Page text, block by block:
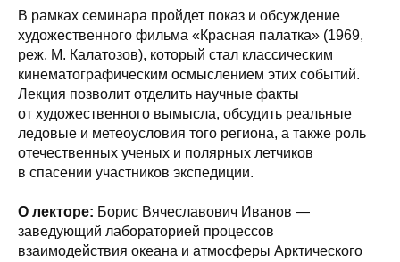
В рамках семинара пройдет показ и обсуждение
художественного фильма «Красная палатка» (1969,
реж. М. Калатозов), который стал классическим
кинематографическим осмыслением этих событий.
Лекция позволит отделить научные факты
от художественного вымысла, обсудить реальные
ледовые и метеоусловия того региона, а также роль
отечественных ученых и полярных летчиков
в спасении участников экспедиции.
О лекторе: Борис Вячеславович Иванов —
заведующий лабораторией процессов
взаимодействия океана и атмосферы Арктического